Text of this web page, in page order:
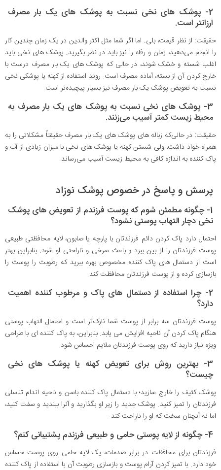
2- پوشک های نخی نسبت به پوشک های یک بار مصرف
ارزانتر است.
حقیقت: از نظر قیمت، بلی. اما اگر شما مثل اکثر والدین در یک زمان چندین کار
را انجام می‌دهید، زمان و رفاه را نیز باید در نظر بگیرید. پوشک های نخی باید
اغلب شسته و خشک شوند، در حالی که پوشک های یک بار مصرف درست با
خارج کردن آن از بسته، آماده مصرف است. روند استفاده از کهنه یا پوشکی نخی
نسبت به تعویض پوشک یک بار مصرف نیز بسیار پیچیده‌تر است.
3- پوشک های نخی نسبت به پوشک های یک بار مصرف به
محیط زیست کمتر آسیب می‌زنند.
حقیقت: در حالی‌که زباله های پوشک های یک بار مصرف حقیقتاً مشکلاتی را به
همراه خواد داشت، ولی شستن کهنه یا پوشک های نخی با میزان زیادی از آب و
پاک کننده به اندازه کافی به محیط زیست آسیب می‌رساند.
پرسش و پاسخ در خصوص پوشک نوزاد
1- چگونه مطمئن شوم که پوست فرزندم از تعویض های پوشک
نخی دچار التهاب پوستی نشود؟
احتمال دارد پاک کردن دائم فرزندتان با پارچه یا صابون، لایه محافظتی طبیعی
پوست فرزندتان را از بین ببرد و باعث سرخی و ناراحتی او شود. بنابراین بهتر
است از دستمال های پاک کننده مخصوص بهره ببرید که رطوبت را پوست را
بازسازی کرده و از پوست فرزندتان محافظت کند.
2- چرا استفاده از دستمال های پاک و مرطوب کننده اهمیت
دارد؟
پوست فرزندتان سه برابر از پوست شما نازک‌تر است و احتمال التهاب پوستی
هنگام پاک کردن آن ناحیه افزایش می یابد. بنابراین، به پاک کننده ای با طراحی
ویژه نیاز دارید که روی پوست فرزندتان ملایم احساس شود.
3- بهترین روش برای تعویض کهنه یا پوشک های نخی
چیست؟
پوشک کثیف را خارج سازید؛ با دستمال پاک کننده باسن و ناحیه اندام تناسلی
فرزندتان را تمیز کنید. پوشک جدید را زیر او بگذارید و آنرا ببندید و سفت کنید،
اما نه آنچنان سخت که او را ناراحت کند.
4- چگونه از لایه پوستی حامی و طبیعی فرزندم پشتیبانی کنم؟
فرزندتان برای محافظت در برابر صدمات، یک لایه حامی روی پوست حساس
خود دارد. با تمیز کردن آرام پوست و بازسازی رطوبت آن با استفاده از پاک کننده